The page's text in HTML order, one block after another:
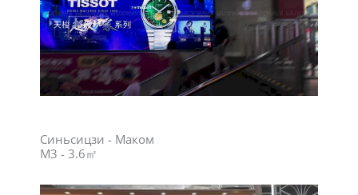
Синьсицзи - Маком
M3 - 3.6㎡